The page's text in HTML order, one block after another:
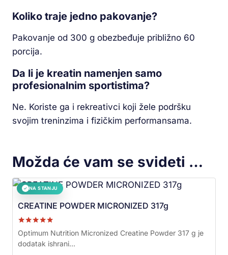
Koliko traje jedno pakovanje?
Pakovanje od 300 g obezbeđuje približno 60
porcija.
Da li je kreatin namenjen samo
profesionalnim sportistima?
Ne. Koriste ga i rekreativci koji žele podršku
svojim treninzima i fizičkim performansama.
Možda će vam se svideti …
✓ NA STANJU
CREATINE POWDER MICRONIZED 317g
Ocenjeno sa
5.00
od 5
Optimum Nutrition Micronized Creatine Powder 317 g je
dodatak ishrani...